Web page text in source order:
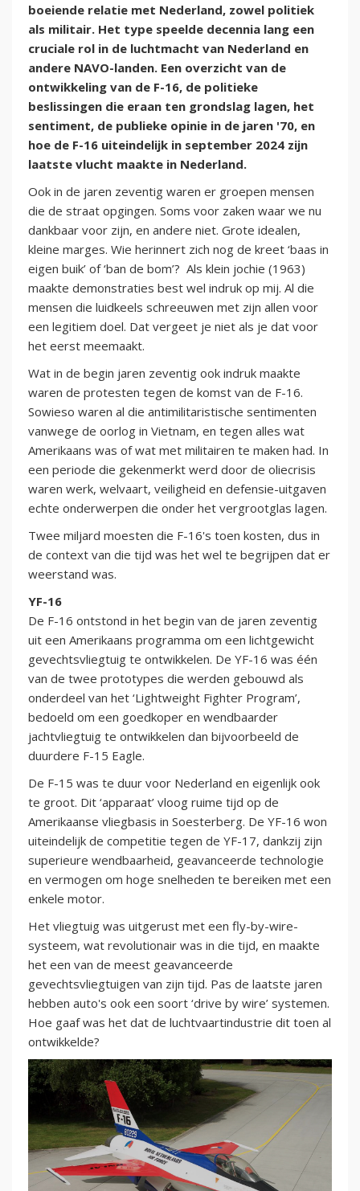
boeiende relatie met Nederland, zowel politiek
als militair. Het type speelde decennia lang een
cruciale rol in de luchtmacht van Nederland en
andere NAVO-landen. Een overzicht van de
ontwikkeling van de F-16, de politieke
beslissingen die eraan ten grondslag lagen, het
sentiment, de publieke opinie in de jaren '70, en
hoe de F-16 uiteindelijk in september 2024 zijn
laatste vlucht maakte in Nederland.
Ook in de jaren zeventig waren er groepen mensen
die de straat opgingen. Soms voor zaken waar we nu
dankbaar voor zijn, en andere niet. Grote idealen,
kleine marges. Wie herinnert zich nog de kreet ‘baas in
eigen buik’ of ‘ban de bom’? Als klein jochie (1963)
maakte demonstraties best wel indruk op mij. Al die
mensen die luidkeels schreeuwen met zijn allen voor
een legitiem doel. Dat vergeet je niet als je dat voor
het eerst meemaakt.
Wat in de begin jaren zeventig ook indruk maakte
waren de protesten tegen de komst van de F-16.
Sowieso waren al die antimilitaristische sentimenten
vanwege de oorlog in Vietnam, en tegen alles wat
Amerikaans was of wat met militairen te maken had. In
een periode die gekenmerkt werd door de oliecrisis
waren werk, welvaart, veiligheid en defensie-uitgaven
echte onderwerpen die onder het vergrootglas lagen.
Twee miljard moesten die F-16's toen kosten, dus in
de context van die tijd was het wel te begrijpen dat er
weerstand was.
YF-16
De F-16 ontstond in het begin van de jaren zeventig
uit een Amerikaans programma om een lichtgewicht
gevechtsvliegtuig te ontwikkelen. De YF-16 was één
van de twee prototypes die werden gebouwd als
onderdeel van het ‘Lightweight Fighter Program’,
bedoeld om een goedkoper en wendbaarder
jachtvliegtuig te ontwikkelen dan bijvoorbeeld de
duurdere F-15 Eagle.
De F-15 was te duur voor Nederland en eigenlijk ook
te groot. Dit ‘apparaat’ vloog ruime tijd op de
Amerikaanse vliegbasis in Soesterberg. De YF-16 won
uiteindelijk de competitie tegen de YF-17, dankzij zijn
superieure wendbaarheid, geavanceerde technologie
en vermogen om hoge snelheden te bereiken met een
enkele motor.
Het vliegtuig was uitgerust met een fly-by-wire-
systeem, wat revolutionair was in die tijd, en maakte
het een van de meest geavanceerde
gevechtsvliegtuigen van zijn tijd. Pas de laatste jaren
hebben auto's ook een soort ‘drive by wire’ systemen.
Hoe gaaf was het dat de luchtvaartindustrie dit toen al
ontwikkelde?